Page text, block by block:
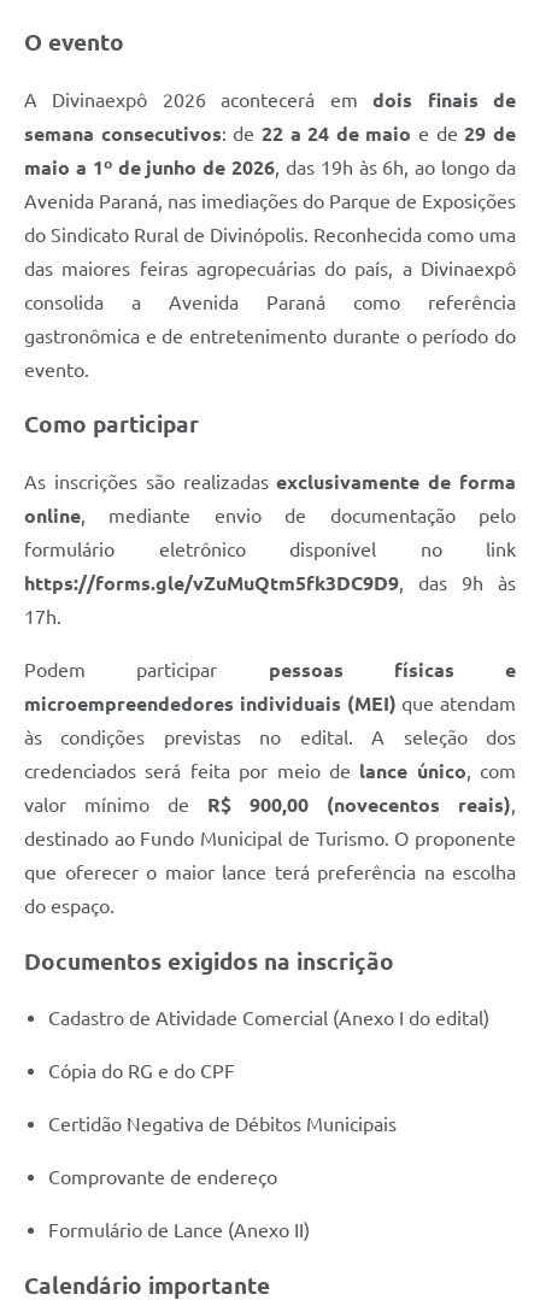
O evento
A Divinaexpô 2026 acontecerá emdois finais de
semana consecutivos: de 22 a 24 de maio e de29 de
maio a 1º de junho de 2026 , das 19h às 6h, ao longo da
Avenida Paraná, nas imediações do Parque de Exposições
do Sindicato Rural de Divinópolis. Reconhecida como uma
das maiores feiras agropecuárias do país, a Divinaexpô
consolida a Avenida Paraná como referência
gastronômica e de entretenimento durante o período do
evento.
Como participar
As inscrições são realizadasexclusivamente de forma
online, mediante envio de documentação pelo
formulário eletrônico disponível no link
https://forms.gle/vZuMuQtm5fk3DC9D9, das 9h às
17h.
Podem participar pessoas físicas e
microempreendedores individuais (MEI) que atendam
às condições previstas no edital. A seleção dos
credenciados será feita por meio de lance único, com
valor mínimo de R$ 900,00 (novecentos reais),
destinado ao Fundo Municipal de Turismo. O proponente
que oferecer o maior lance terá preferência na escolha
do espaço.
Documentos exigidos na inscrição
Cadastro de Atividade Comercial (Anexo I do edital)
Cópia do RG e do CPF
Certidão Negativa de Débitos Municipais
Comprovante de endereço
Formulário de Lance (Anexo II)
Calendário importante